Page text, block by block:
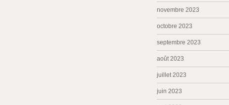
novembre 2023
octobre 2023
septembre 2023
août 2023
juillet 2023
juin 2023